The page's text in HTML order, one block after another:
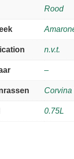
Rood
n.v.t.
–
Corvina
0.75L